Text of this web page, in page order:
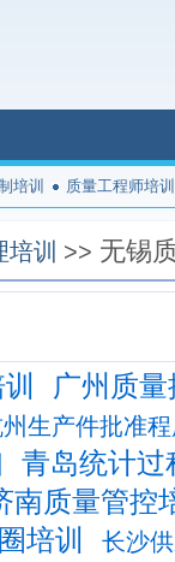
培训 质量工程师培训
培训 >> 无锡
广州质
生产件批准
青岛统计过
南质量管控
培训 长沙